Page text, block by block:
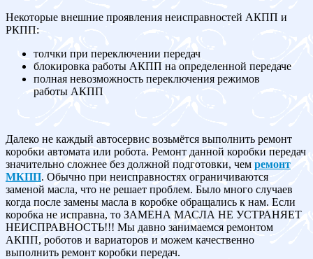
Некоторые внешние проявления неисправностей АКПП и
РКПП:
толчки при переключении передач
блокировка работы АКПП на определенной передаче
полная невозможность переключения режимов
работы АКПП
Далеко не каждый автосервис возьмётся выполнить ремонт
коробки автомата или робота. Ремонт данной коробки передач
значительно сложнее без должной подготовки, чем ремонт
МКПП. Обычно при неисправностях ограничиваются
заменой масла, что не решает проблем. Было много случаев
когда после замены масла в коробке обращались к нам. Если
коробка не исправна, то ЗАМЕНА МАСЛА НЕ УСТРАНЯЕТ
НЕИСПРАВНОСТЬ!!! Мы давно занимаемся ремонтом
АКПП, роботов и вариаторов и можем качественно
выполнить ремонт коробки передач.